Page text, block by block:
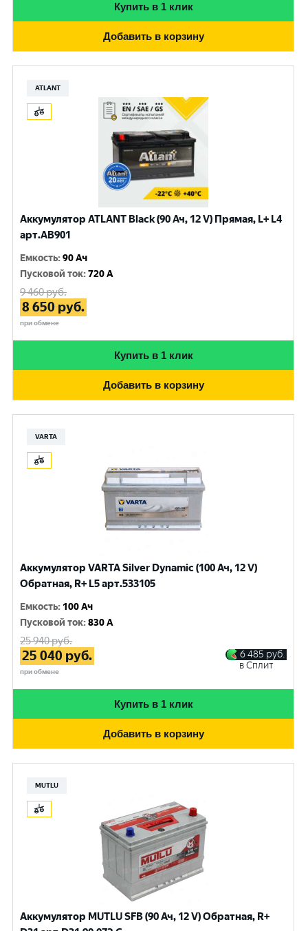
Купить в 1 клик
Добавить в корзину
ATLANT
Аккумулятор ATLANT Black (90 Ач, 12 V) Прямая, L+ L4
арт.AB901
Емкость:90 Ач
Пусковой ток:720 A
9 460руб.
8 650 руб.
при обмене
Купить в 1 клик
Добавить в корзину
VARTA
Аккумулятор VARTA Silver Dynamic (100 Ач, 12 V)
Обратная, R+ L5 арт.533105
Емкость: 100 Ач
Пусковой ток:830 A
25 940руб.
25 040 руб.
при обмене
6 485 руб.
в Сплит
Купить в 1 клик
Добавить в корзину
MUTLU
Аккумулятор MUTLU SFB (90 Ач, 12 V) Обратная, R+